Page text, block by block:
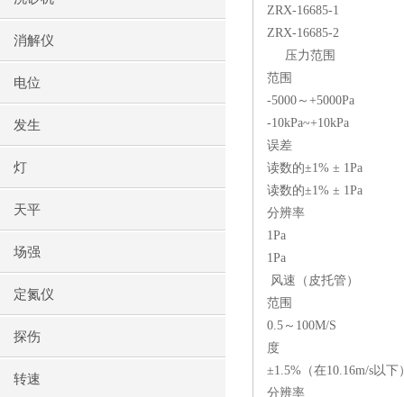
消解仪
电位
发生
灯
天平
场强
定氮仪
探伤
转速
ZRX-16685-1
ZRX-16685-2
压力范围
范围
-5000～+5000Pa
-10kPa~+10kPa
误差
读数的±1% ± 1Pa
读数的±1% ± 1Pa
分辨率
1Pa
1Pa
风速（皮托管）
范围
0.5～100M/S
度
±1.5%（在10.16m/s以下
分辨率